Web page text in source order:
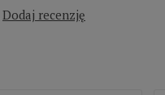
Dodaj recenzję